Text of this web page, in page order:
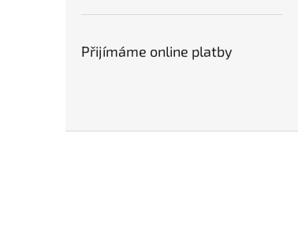
Přijímáme online platby